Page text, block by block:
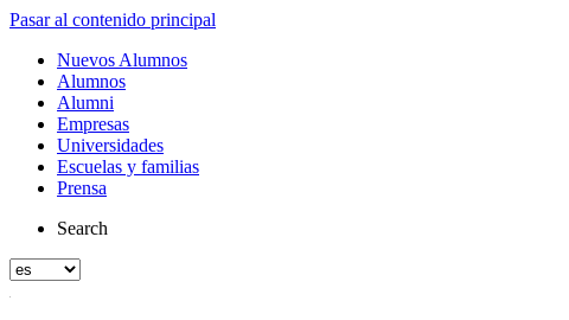
Pasar al contenido principal
Nuevos Alumnos
Alumnos
Alumni
Empresas
Universidades
Escuelas y familias
Prensa
Search